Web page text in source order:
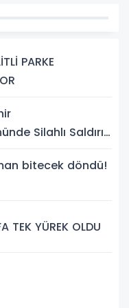
PARKE
Silahlı Saldırı:
bitecek döndü!
TEK YÜREK OLDU